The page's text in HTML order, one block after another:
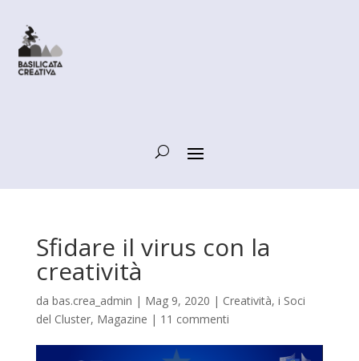
Sfidare il virus con la
creatività
da bas.crea_admin | Mag 9, 2020 | Creatività, i Soci
del Cluster, Magazine | 11 commenti